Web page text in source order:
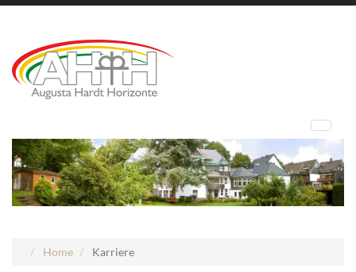
Home Karriere